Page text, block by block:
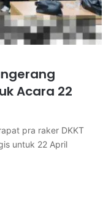
Acara 22
pra raker DKKT
untuk 22 April